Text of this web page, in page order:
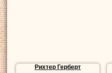
Рихтер Герберт